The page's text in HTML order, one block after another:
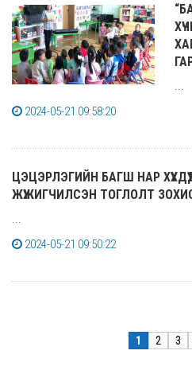
...
2024-05-21 09:58:20
ЦЭЦЭРЛЭГИЙН БАГШ НАР
ЖҮЖИГЧИЛСЭН ТОГЛОЛТ
...
2024-05-21 09:50:22
1 2 3